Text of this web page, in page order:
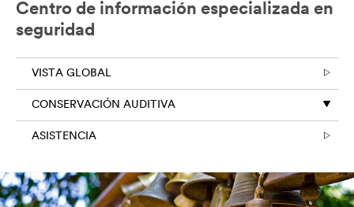
Centro de información especializada en
seguridad
VISTA GLOBAL
CONSERVACIÓN AUDITIVA
ASISTENCIA